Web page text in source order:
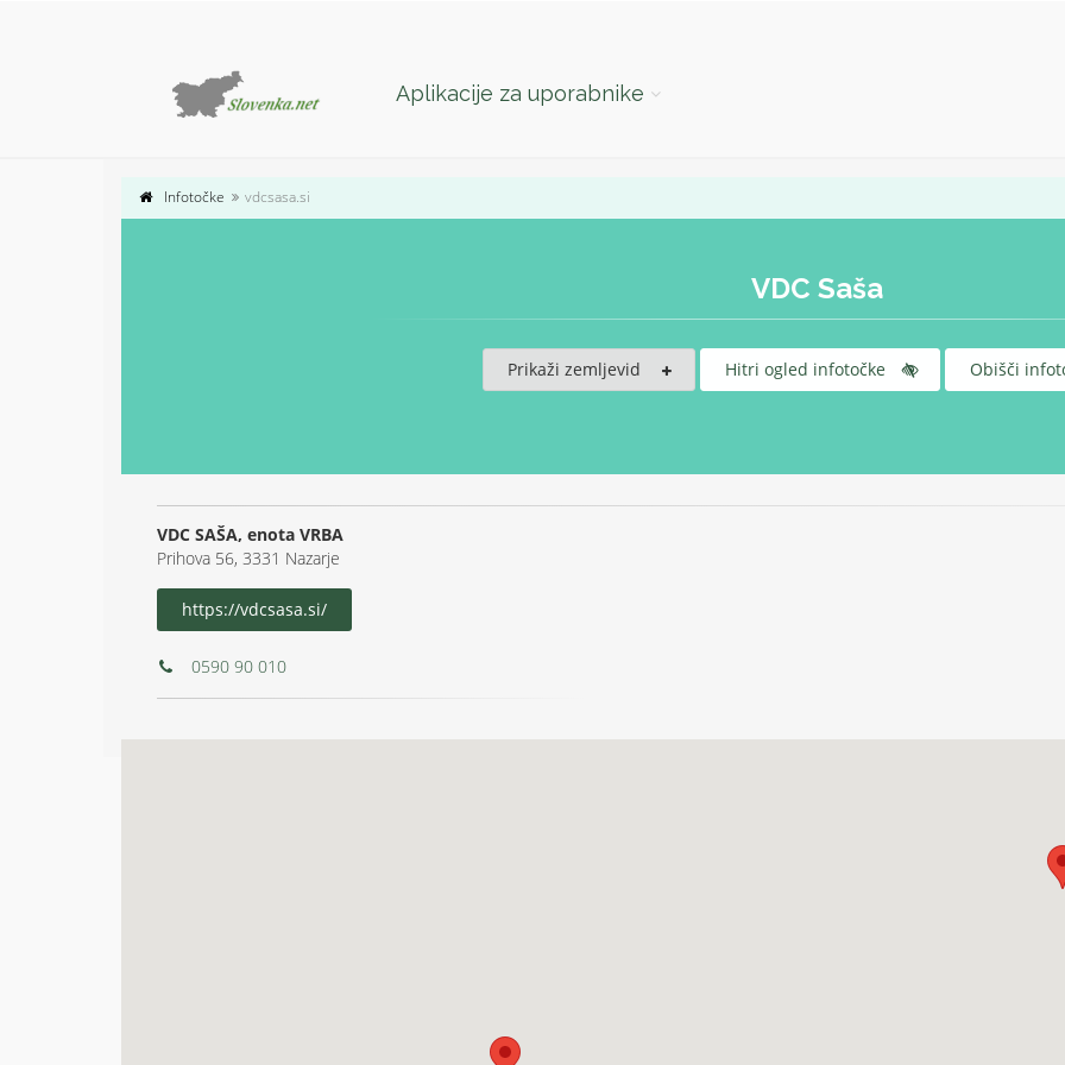
Aplikacije za uporabnike
Infotočke vdcsasa.si
VDC Saša
Prikaži zemljevid Hitri ogled infotočke Obišči
VDC SAŠA, enota VRBA
Prihova 56, 3331 Nazarje
https://vdcsasa.si/
0590 90 010